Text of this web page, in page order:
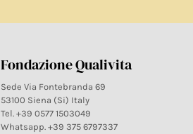
Fondazione Qualivita
Sede Via Fontebranda 69
53100 Siena (Si) Italy
Tel. +39 0577 1503049
Whatsapp. +39 375 6797337